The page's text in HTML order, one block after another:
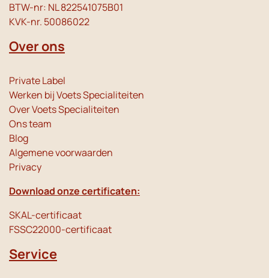
BTW-nr: NL 822541075B01
KVK-nr. 50086022
Over ons
Private Label
Werken bij Voets Specialiteiten
Over Voets Specialiteiten
Ons team
Blog
Algemene voorwaarden
Privacy
Download onze certificaten:
SKAL-certificaat
FSSC22000-certificaat
Service